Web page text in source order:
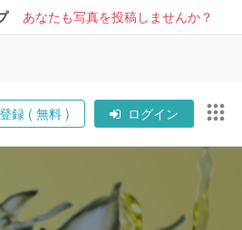
あなたも写真を投稿しませんか？
録 ( 無料 ) ログイン